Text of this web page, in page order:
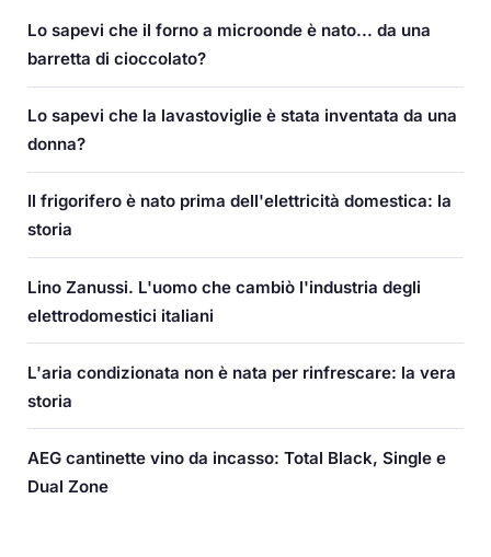
Lo sapevi che il forno a microonde è nato... da una
barretta di cioccolato?
Lo sapevi che la lavastoviglie è stata inventata da una
donna?
Il frigorifero è nato prima dell'elettricità domestica: la
storia
Lino Zanussi. L'uomo che cambiò l'industria degli
elettrodomestici italiani
L'aria condizionata non è nata per rinfrescare: la vera
storia
AEG cantinette vino da incasso: Total Black, Single e
Dual Zone